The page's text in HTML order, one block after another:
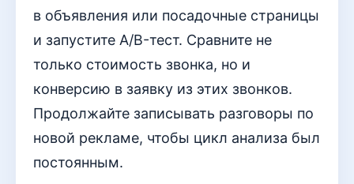
в объявления или посадочные страницы
и запустите A/B-тест. Сравните не
только стоимость звонка, но и
конверсию в заявку из этих звонков.
Продолжайте записывать разговоры по
новой рекламе, чтобы цикл анализа был
постоянным.